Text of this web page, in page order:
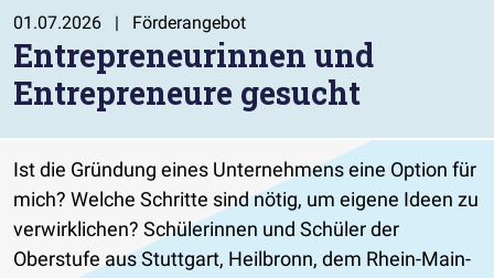
01.07.2026 | Förderangebot
Entrepreneurinnen und
Entrepreneure gesucht
Ist die Gründung eines Unternehmens eine Option für
mich? Welche Schritte sind nötig, um eigene Ideen zu
verwirklichen? Schülerinnen und Schüler der
Oberstufe aus Stuttgart, Heilbronn, dem Rhein-Main-